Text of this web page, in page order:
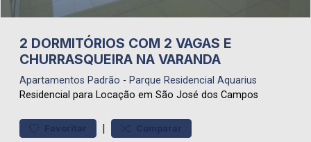
2 DORMITÓRIOS COM 2 VAGAS E
CHURRASQUEIRA NA VARANDA
Apartamentos Padrão - Parque Residencial Aquarius
Residencial para Locação em São José dos Campos
|